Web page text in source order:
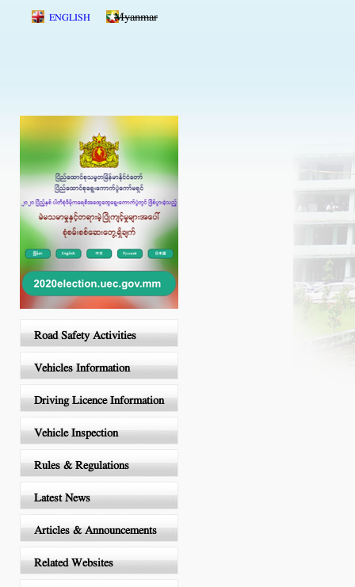
Skip to main content
ENGLISH Myanmar
Road Safety Activities
Vehicles Information
Driving Licence Information
Vehicle Inspection
Rules & Regulations
Latest News
Articles & Announcements
Related Websites